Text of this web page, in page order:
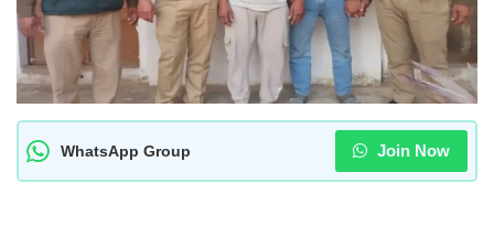
WhatsApp Group Join Now